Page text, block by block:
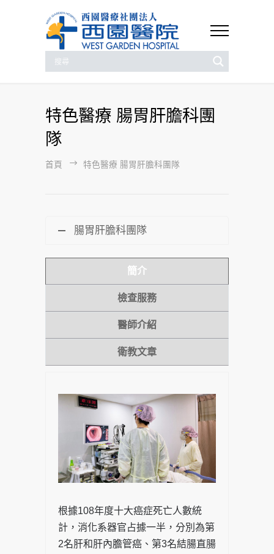
特色醫療 腸胃肝膽科團
隊
首頁 特色醫療 腸胃肝膽科團隊
腸胃肝膽科團隊
簡介
檢查服務
醫師介紹
衛教文章
根據108年度十大癌症死亡人數統
計，消化系器官占據一半，分別為第
2名肝和肝內膽管癌、第3名結腸直腸